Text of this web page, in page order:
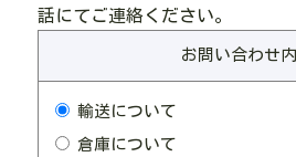
話にてご連絡ください。
お問い合わせ
輸送について
倉庫について